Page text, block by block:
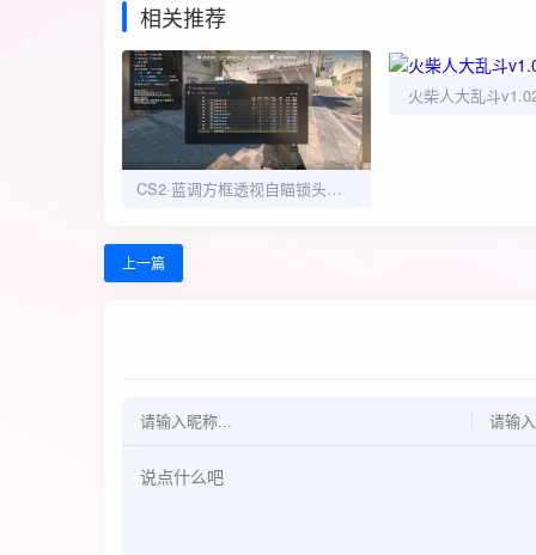
相关推荐
CS2·蓝调方框透视自瞄锁头免费辅助
火柴人大乱斗
上一篇